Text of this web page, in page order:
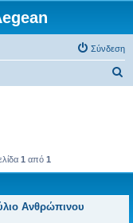
Σύνδεση
1 από 1
Ανθρώπινου